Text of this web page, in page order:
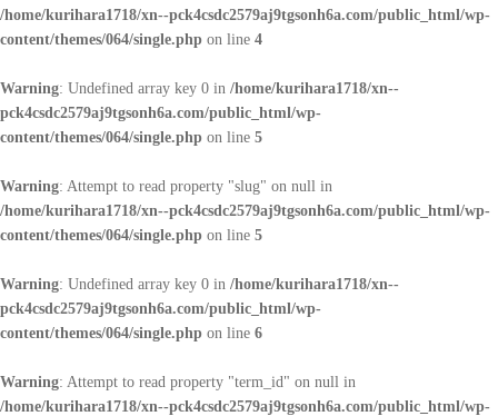
/home/kurihara1718/xn--pck4csdc2579aj9tgsonh6a.com/public_html/wp-
content/themes/064/single.php on line 4
Warning: Undefined array key 0 in /home/kurihara1718/xn--
pck4csdc2579aj9tgsonh6a.com/public_html/wp-
content/themes/064/single.php on line 5
Warning: Attempt to read property "slug" on null in
/home/kurihara1718/xn--pck4csdc2579aj9tgsonh6a.com/public_html/wp-
content/themes/064/single.php on line 5
Warning: Undefined array key 0 in /home/kurihara1718/xn--
pck4csdc2579aj9tgsonh6a.com/public_html/wp-
content/themes/064/single.php on line 6
Warning: Attempt to read property "term_id" on null in
/home/kurihara1718/xn--pck4csdc2579aj9tgsonh6a.com/public_html/wp-